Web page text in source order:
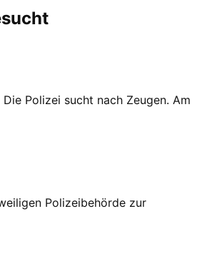
Polizei sucht nach Zeugen. Am
Polizeibehörde zur